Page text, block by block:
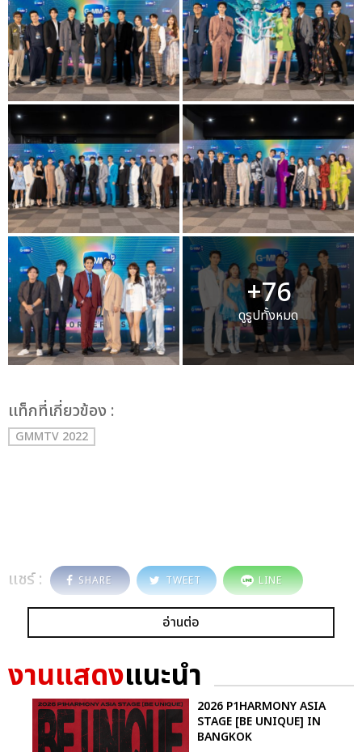
+76
ดูรูปทั้งหมด
เเท็กที่เกี่ยวข้อง :
GMMTV 2022
แชร์ : SHARE TWEET LINE
อ่านต่อ
งานแสดงแนะนำ
2026 P1HARMONY ASIA
STAGE [BE UNIQUE] IN
BANGKOK